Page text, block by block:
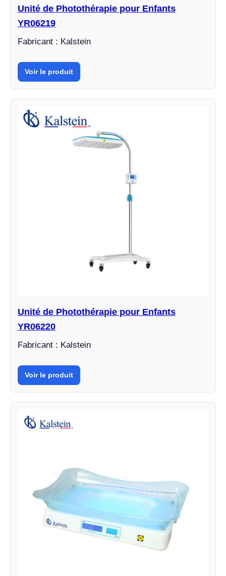
Unité de Photothérapie pour Enfants
YR06219
Fabricant : Kalstein
Voir le produit
Unité de Photothérapie pour Enfants
YR06220
Fabricant : Kalstein
Voir le produit